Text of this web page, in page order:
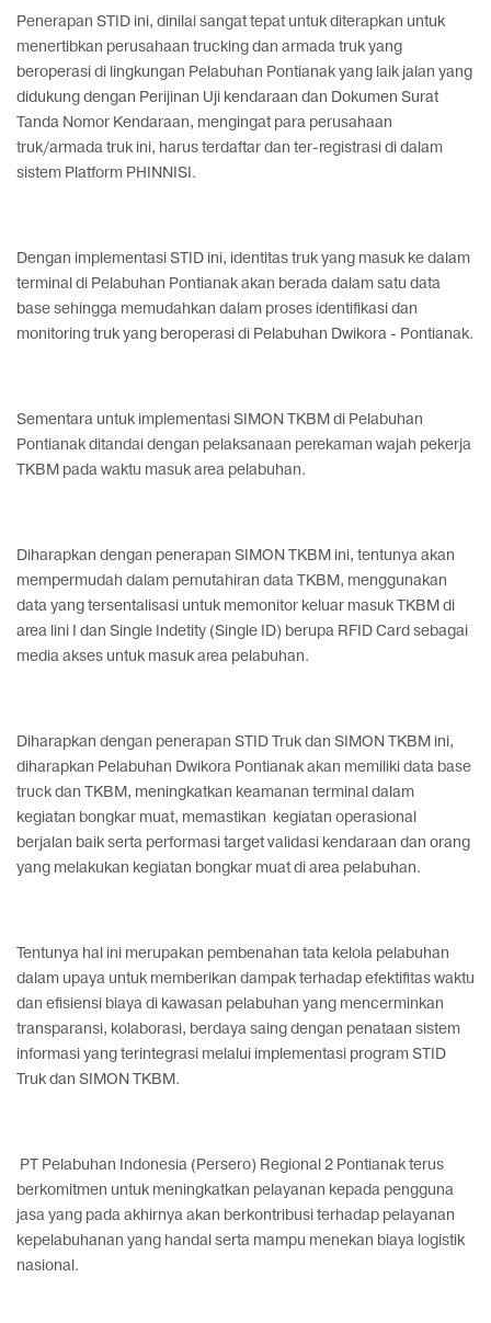
Penerapan STID ini, dinilai sangat tepat untuk diterapkan untuk
menertibkan perusahaan trucking dan armada truk yang
beroperasi di lingkungan Pelabuhan Pontianak yang laik jalan yang
didukung dengan Perijinan Uji kendaraan dan Dokumen Surat
Tanda Nomor Kendaraan, mengingat para perusahaan
truk/armada truk ini, harus terdaftar dan ter-registrasi di dalam
sistem Platform PHINNISI.
Dengan implementasi STID ini, identitas truk yang masuk ke dalam
terminal di Pelabuhan Pontianak akan berada dalam satu data
base sehingga memudahkan dalam proses identifikasi dan
monitoring truk yang beroperasi di Pelabuhan Dwikora - Pontianak.
Sementara untuk implementasi SIMON TKBM di Pelabuhan
Pontianak ditandai dengan pelaksanaan perekaman wajah pekerja
TKBM pada waktu masuk area pelabuhan.
Diharapkan dengan penerapan SIMON TKBM ini, tentunya akan
mempermudah dalam pemutahiran data TKBM, menggunakan
data yang tersentalisasi untuk memonitor keluar masuk TKBM di
area lini I dan Single Indetity (Single ID) berupa RFID Card sebagai
media akses untuk masuk area pelabuhan.
Diharapkan dengan penerapan STID Truk dan SIMON TKBM ini,
diharapkan Pelabuhan Dwikora Pontianak akan memiliki data base
truck dan TKBM, meningkatkan keamanan terminal dalam
kegiatan bongkar muat, memastikan kegiatan operasional
berjalan baik serta performasi target validasi kendaraan dan orang
yang melakukan kegiatan bongkar muat di area pelabuhan.
Tentunya hal ini merupakan pembenahan tata kelola pelabuhan
dalam upaya untuk memberikan dampak terhadap efektifitas waktu
dan efisiensi biaya di kawasan pelabuhan yang mencerminkan
transparansi, kolaborasi, berdaya saing dengan penataan sistem
informasi yang terintegrasi melalui implementasi program STID
Truk dan SIMON TKBM.
PT Pelabuhan Indonesia (Persero) Regional 2 Pontianak terus
berkomitmen untuk meningkatkan pelayanan kepada pengguna
jasa yang pada akhirnya akan berkontribusi terhadap pelayanan
kepelabuhanan yang handal serta mampu menekan biaya logistik
nasional.